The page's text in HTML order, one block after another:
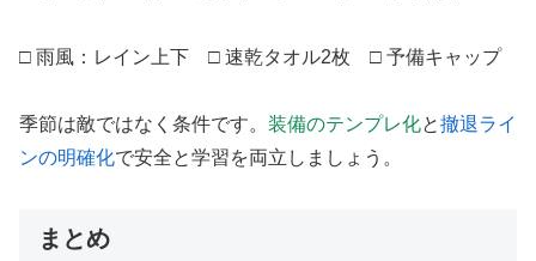
□ 雨風：レイン上下 □ 速乾タオル2枚 □ 予備キャップ
季節は敵ではなく条件です。 装備のテンプレ化と撤退ライ
ンの明確化で安全と学習を両立しましょう。
まとめ